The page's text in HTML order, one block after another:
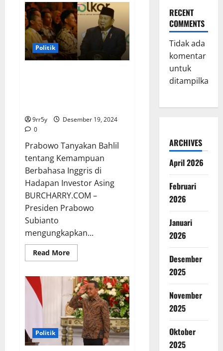
Heran
dengan
Penunjukan
Bahlil
Sebagai
Menteri
Jokowi,
Soroti
Kemampuan
Politik
9rr5y
Desember 19, 2024
0
Prabowo Tanyakan Bahlil
tentang Kemampuan
Berbahasa Inggris di
Hadapan Investor Asing
BURCHARRY.COM –
Presiden Prabowo
Subianto
mengungkapkan...
Read MoreRead
more
Tanyakan
Bahlil
tentang
Kemampuan
Berbahasa
Inggris
di
Hadapan
Investor
Asing
Politik
RECENT
COMMENTS
Tidak ada
komentar
untuk
ditampilkan.
ARCHIVES
April 2026
Februari
2026
Januari
2026
Desember
2025
November
2025
Oktober
2025